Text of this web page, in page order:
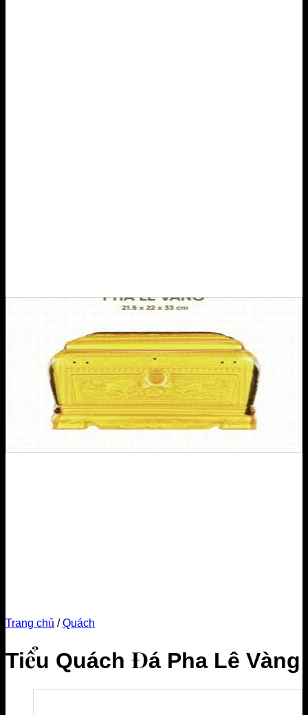
Trang chủ / Quách
Tiểu Quách Đá Pha Lê Vàng